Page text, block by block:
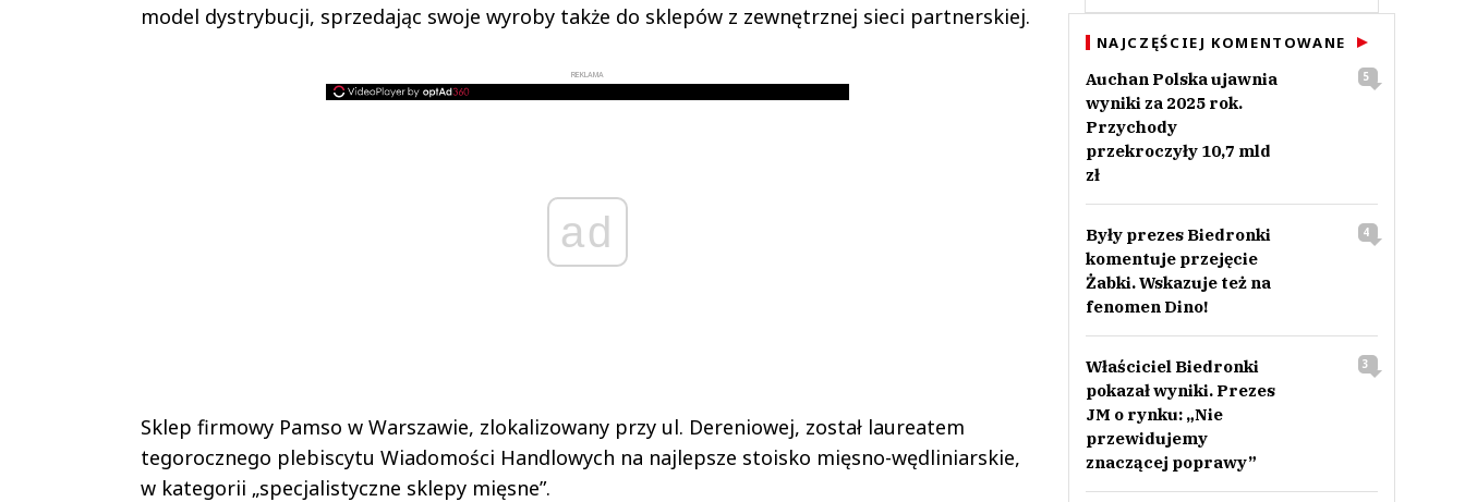
model dystrybucji, sprzedając swoje wyroby także do sklepów z zewnętrznej sieci partnerskiej.
REKLAMA
ad
Sklep firmowy Pamso w Warszawie, zlokalizowany przy ul. Dereniowej, został laureatem
tegorocznego plebiscytu Wiadomości Handlowych na najlepsze stoisko mięsno-wędliniarskie,
w kategorii „specjalistyczne sklepy mięsne”.
NAJCZĘŚCIEJ KOMENTOWANE
Auchan Polska ujawnia
wyniki za 2025 rok.
Przychody
przekroczyły 10,7 mld
zł
5
Były prezes Biedronki
komentuje przejęcie
Żabki. Wskazuje też na
fenomen Dino!
4
Właściciel Biedronki
pokazał wyniki. Prezes
JM o rynku: „Nie
przewidujemy
znaczącej poprawy”
3